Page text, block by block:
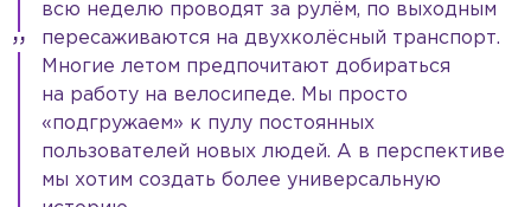
всю неделю проводят за рулём, по выходным
пересаживаются на двухколёсный транспорт.
Многие летом предпочитают добираться
на работу на велосипеде. Мы просто
«подгружаем» к пулу постоянных
пользователей новых людей. А в перспективе
мы хотим создать более универсальную